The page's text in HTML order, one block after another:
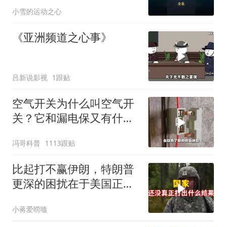
小雪的运动之心
《亚洲频道之心事》
吕新说影视 1跟贴
空气开关为什么叫空气开
关？它和漏电保又有什么
冯哥科普 1113跟贴
比起打不赢伊朗，特朗普
更深的困扰在于美国正重
小蒋爱唠嗑